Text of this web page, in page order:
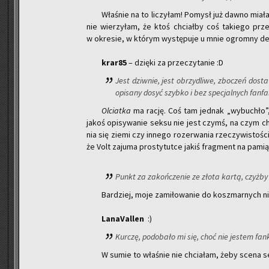
Wła­śnie na to li­czy­łam! Po­mysł już dawno
nie wie­rzy­łam, że ktoś chciał­by coś ta­kie­go
w okre­sie, w któ­rym wy­stę­pu­je u mnie ogrom­ny
kra­r85– dzię­ki za prze­czy­ta­nie :D
Jest dziw­nie, jest obrzy­dli­we, zbo­czeń
opi­sa­ny dosyć szyb­ko i bez spe­cjal­nych
Ol­ciat­kama rację. Coś tam jed­nak
jakoś opi­sy­wa­nie seksu nie jest czymś, na czym
nia się ziemi czy in­ne­go ro­ze­rwa­nia
że Volt za­ju­ma pro­sty­tut­ce jakiś frag­ment na
Punkt za za­koń­cze­nie ze złota kartą,
Bar­dziej, moje za­mi­ło­wa­nie do kosz­mar­nych
La­na­Val­len :)
Kur­czę, po­do­ba­ło mi się, choć nie je­stem
W sumie to wła­śnie nie chcia­łam, żeby scena